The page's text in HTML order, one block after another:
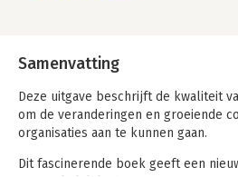
Samenvatting
Deze uitgave beschrijft de kwaliteit
om de veranderingen en groeiende
organisaties aan te kunnen gaan.
Dit fascinerende boek geeft een